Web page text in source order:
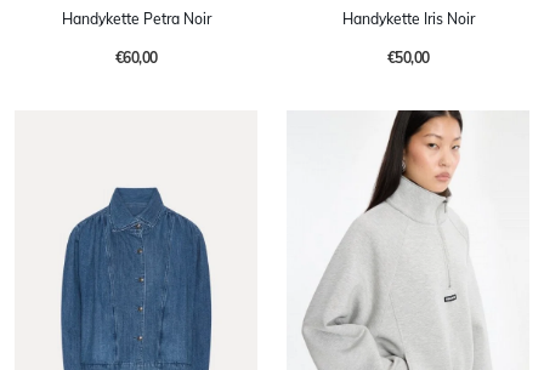
Handykette Petra Noir
€60,00
Handykette Iris Noir
€50,00